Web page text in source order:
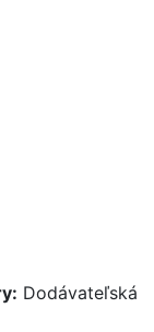
Dodávateľská